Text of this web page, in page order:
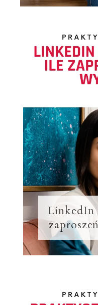
LinkedIn